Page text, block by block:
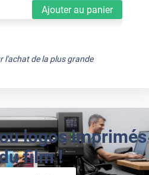
Ajouter au panier
l'achat de la plus grande
logos imprimés
film !